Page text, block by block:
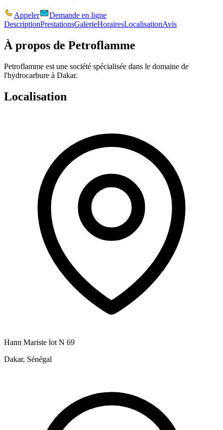
Appeler
Demande en ligne
DescriptionPrestationsGalerieHorairesLocalisationAvis
À propos de Petroflamme
Petroflamme est une société spécialisée dans le domaine de
l'hydrocarbure à Dakar.
Localisation
Hann Mariste lot N 69
Dakar, Sénégal